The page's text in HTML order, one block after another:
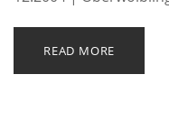
READ MORE